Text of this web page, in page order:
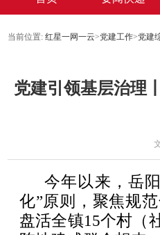
当前位置: 红星一网一云>党建工作>党建
党建引领基层治理
今年以来，岳
化”原则，聚焦规
盘活全镇15个村（